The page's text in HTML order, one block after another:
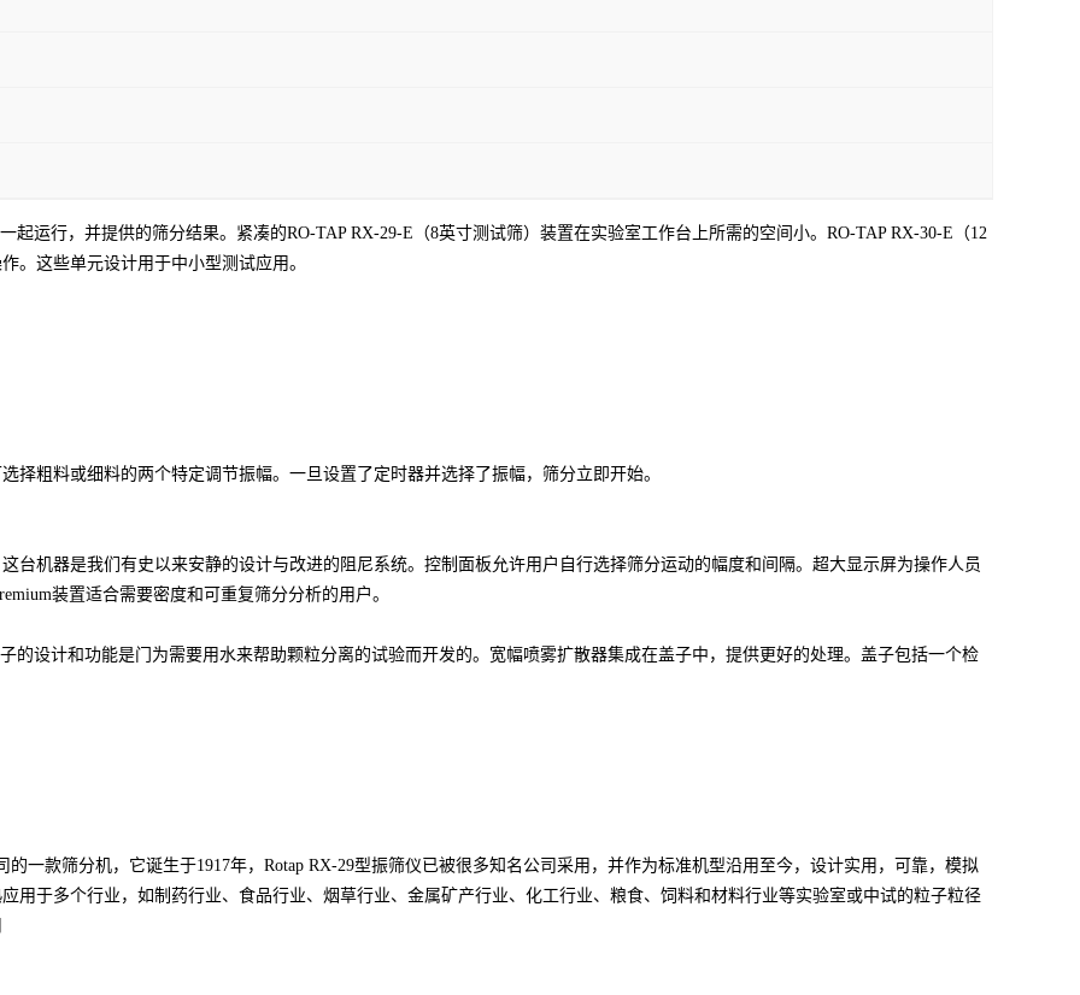
运行，并提供的筛分结果。紧凑的RO-TAP RX-29-E（8英寸测试筛）装置在实验室工作台上所需的空间小。RO-TAP RX-30-E（12
。这些单元设计用于中小型测试应用。
择粗料或细料的两个特定调节振幅。一旦设置了定时器并选择了振幅，筛分立即开始。
台机器是我们有史以来安静的设计与改进的阻尼系统。控制面板允许用户自行选择筛分运动的幅度和间隔。超大显示屏为操作人员
装置适合需要密度和可重复筛分分析的用户。
的设计和功能是门为需要用水来帮助颗粒分离的试验而开发的。宽幅喷雾扩散器集成在盖子中，提供更好的处理。盖子包括一个检
一款筛分机，它诞生于1917年，Rotap RX-29型振筛仪已被很多知名公司采用，并作为标准机型沿用至今，设计实用，可靠，模拟
用于多个行业，如制药行业、食品行业、烟草行业、金属矿产行业、化工行业、粮食、饲料和材料行业等实验室或中试的粒子粒径